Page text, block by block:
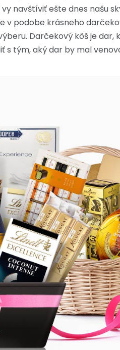
navštíviť ešte dnes našu
podobe krásneho
Darčekový kôš je dar,
tým, aký dar by mal